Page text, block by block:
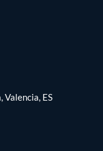
Valencia, ES